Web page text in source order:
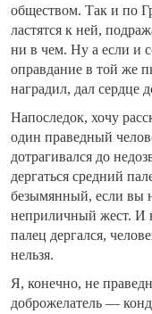
обществом. Так и по
ластятся к ней,
ни в чем. Ну а если и
оправдание в той же
наградил, дал сердце
Напоследок, хочу
один праведный
дотрагивался до
дергаться средний
безымянный, если вы
неприличный жест. И
палец дергался,
нельзя.
Я, конечно, не
доброжелатель —